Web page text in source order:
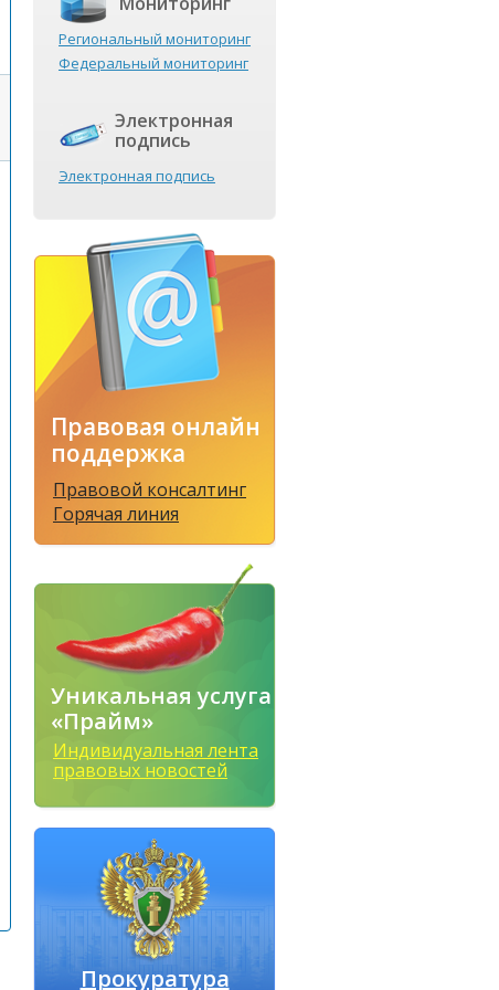
Региональный мониторинг
Федеральный мониторинг
Электронная
подпись
Электронная подпись
Правовая онлайн
поддержка
Правовой консалтинг
Горячая линия
Уникальная услуга
«Прайм»
Индивидуальная лента
правовых новостей
Прокуратура